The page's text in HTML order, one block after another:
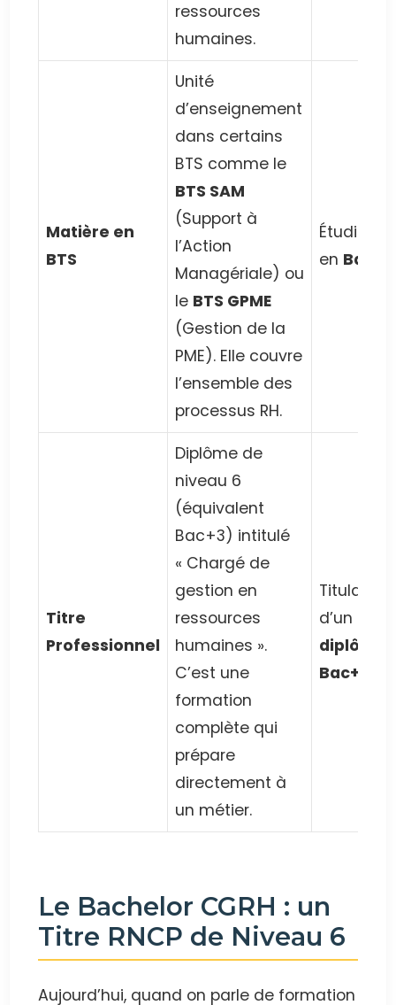
ressources
humaines.
Matière en
BTS
Unité
d’enseignement
dans certains
BTS comme le
BTS SAM
(Support à
l’Action
Managériale) ou
le BTS GPME
(Gestion de la
PME). Elle couvre
l’ensemble des
processus RH.
Étudiants
en Bac+2
Titre
Professionnel
Diplôme de
niveau 6
(équivalent
Bac+3) intitulé
« Chargé de
gestion en
ressources
humaines ».
C’est une
formation
complète qui
prépare
directement à
un métier.
Titulaires
d’un
diplôme
Bac+2
Le Bachelor CGRH : un
Titre RNCP de Niveau 6
Aujourd’hui, quand on parle de formation